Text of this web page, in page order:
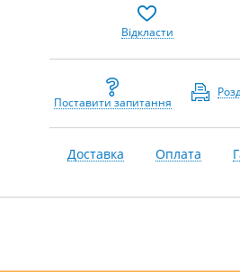
Відкласти
Поставити запитання
Доставка Оплата